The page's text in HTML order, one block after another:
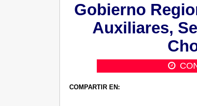
Gobierno
Auxiliares,
COMPARTIR EN: